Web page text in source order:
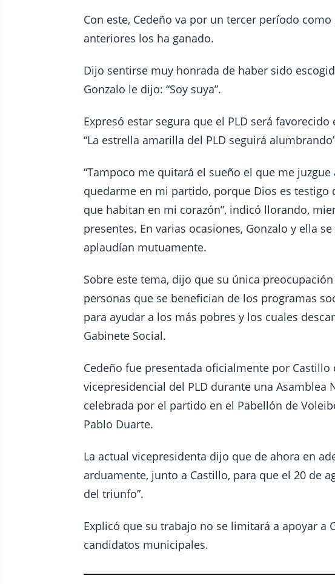
Con este, Cedeño va por un tercer período
anteriores los ha ganado.
Dijo sentirse muy honrada de haber sido
Gonzalo le dijo: “Soy suya”.
Expresó estar segura que el PLD será
“La estrella amarilla del PLD seguirá
“Tampoco me quitará el sueño el que me
quedarme en mi partido, porque Dios es testigo
que habitan en mi corazón”, indicó llorando,
presentes. En varias ocasiones, Gonzalo y ella
aplaudían mutuamente.
Sobre este tema, dijo que su única
personas que se benefician de los programas
para ayudar a los más pobres y los cuales
Gabinete Social.
Cedeño fue presentada oficialmente por
vicepresidencial del PLD durante una Asamblea
celebrada por el partido en el Pabellón de
Pablo Duarte.
La actual vicepresidenta dijo que de ahora en
arduamente, junto a Castillo, para que el 20 de
del triunfo”.
Explicó que su trabajo no se limitará a apoyar a
candidatos municipales.